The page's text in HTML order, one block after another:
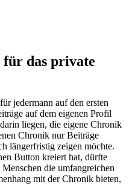
für das private
jedermann auf den ersten
auf dem eigenen Profil
liegen, die eigene Chronik
Chronik nur Beiträge
längerfristig zeigen möchte.
Button kreiert hat, dürfte
die umfangreichen
mit der Chronik bieten,